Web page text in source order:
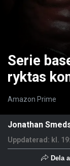
Serie
ryktas
Amazon Prime
Jonathan
Uppdaterad: kl.
Dela